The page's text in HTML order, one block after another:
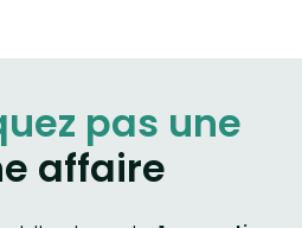
pas une
affaire